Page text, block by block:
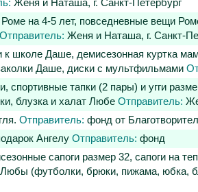
Женя и Наташа, г. Санкт-Петербург
Роме на 4-5 лет, повседневные вещи
Отправитель: Женя и Наташа, г. Санкт-
к школе Даше, демисезонная куртка
Даше, диски с мультфильмами
спортивные тапки (2 пары) и угги
блузка и халат Любе Отправитель:
Отправитель: фонд от
Ангелу Отправитель: фонд
сапоги размер 32, сапоги на
(футболки, брюки, пижама, юбка,